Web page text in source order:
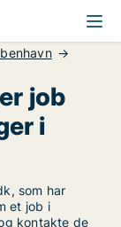
job
i
som har
et job i
kontakte de